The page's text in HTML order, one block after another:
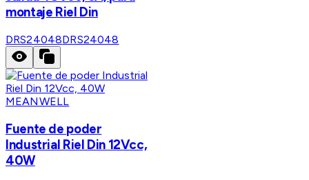
montaje Riel Din
DRS24048DRS24048
MEANWELL
Fuente de poder
Industrial Riel Din 12Vcc,
40W